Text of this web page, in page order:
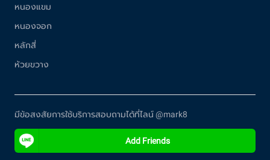
หนองแขม
หนองจอก
หลักสี่
ห้วยขวาง
มีข้อสงสัยการใช้บริการสอบถามได้ที่ไลน์ @mark8
Add Friends